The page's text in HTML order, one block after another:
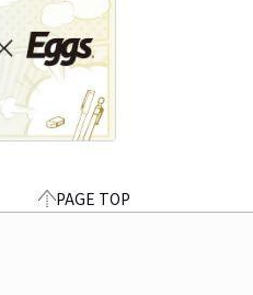
PAGE TOP